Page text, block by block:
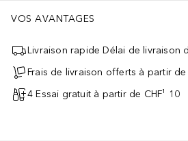
VOS AVANTAGES
Livraison rapide Délai de livraison
Frais de livraison offerts à partir de
4 Essai gratuit à partir de CHF¹ 10